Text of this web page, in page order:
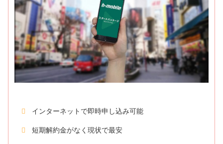
インターネットで即時申し込み可能
短期解約金がなく現状で最安